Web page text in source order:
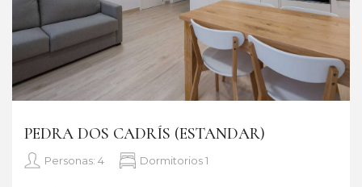
PEDRA DOS CADRÍS (ESTANDAR)
Personas: 4 Dormitorios 1